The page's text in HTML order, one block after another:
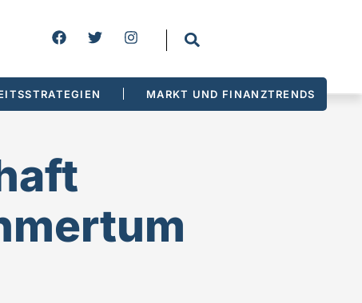
MARKT UND FINANZTRENDS